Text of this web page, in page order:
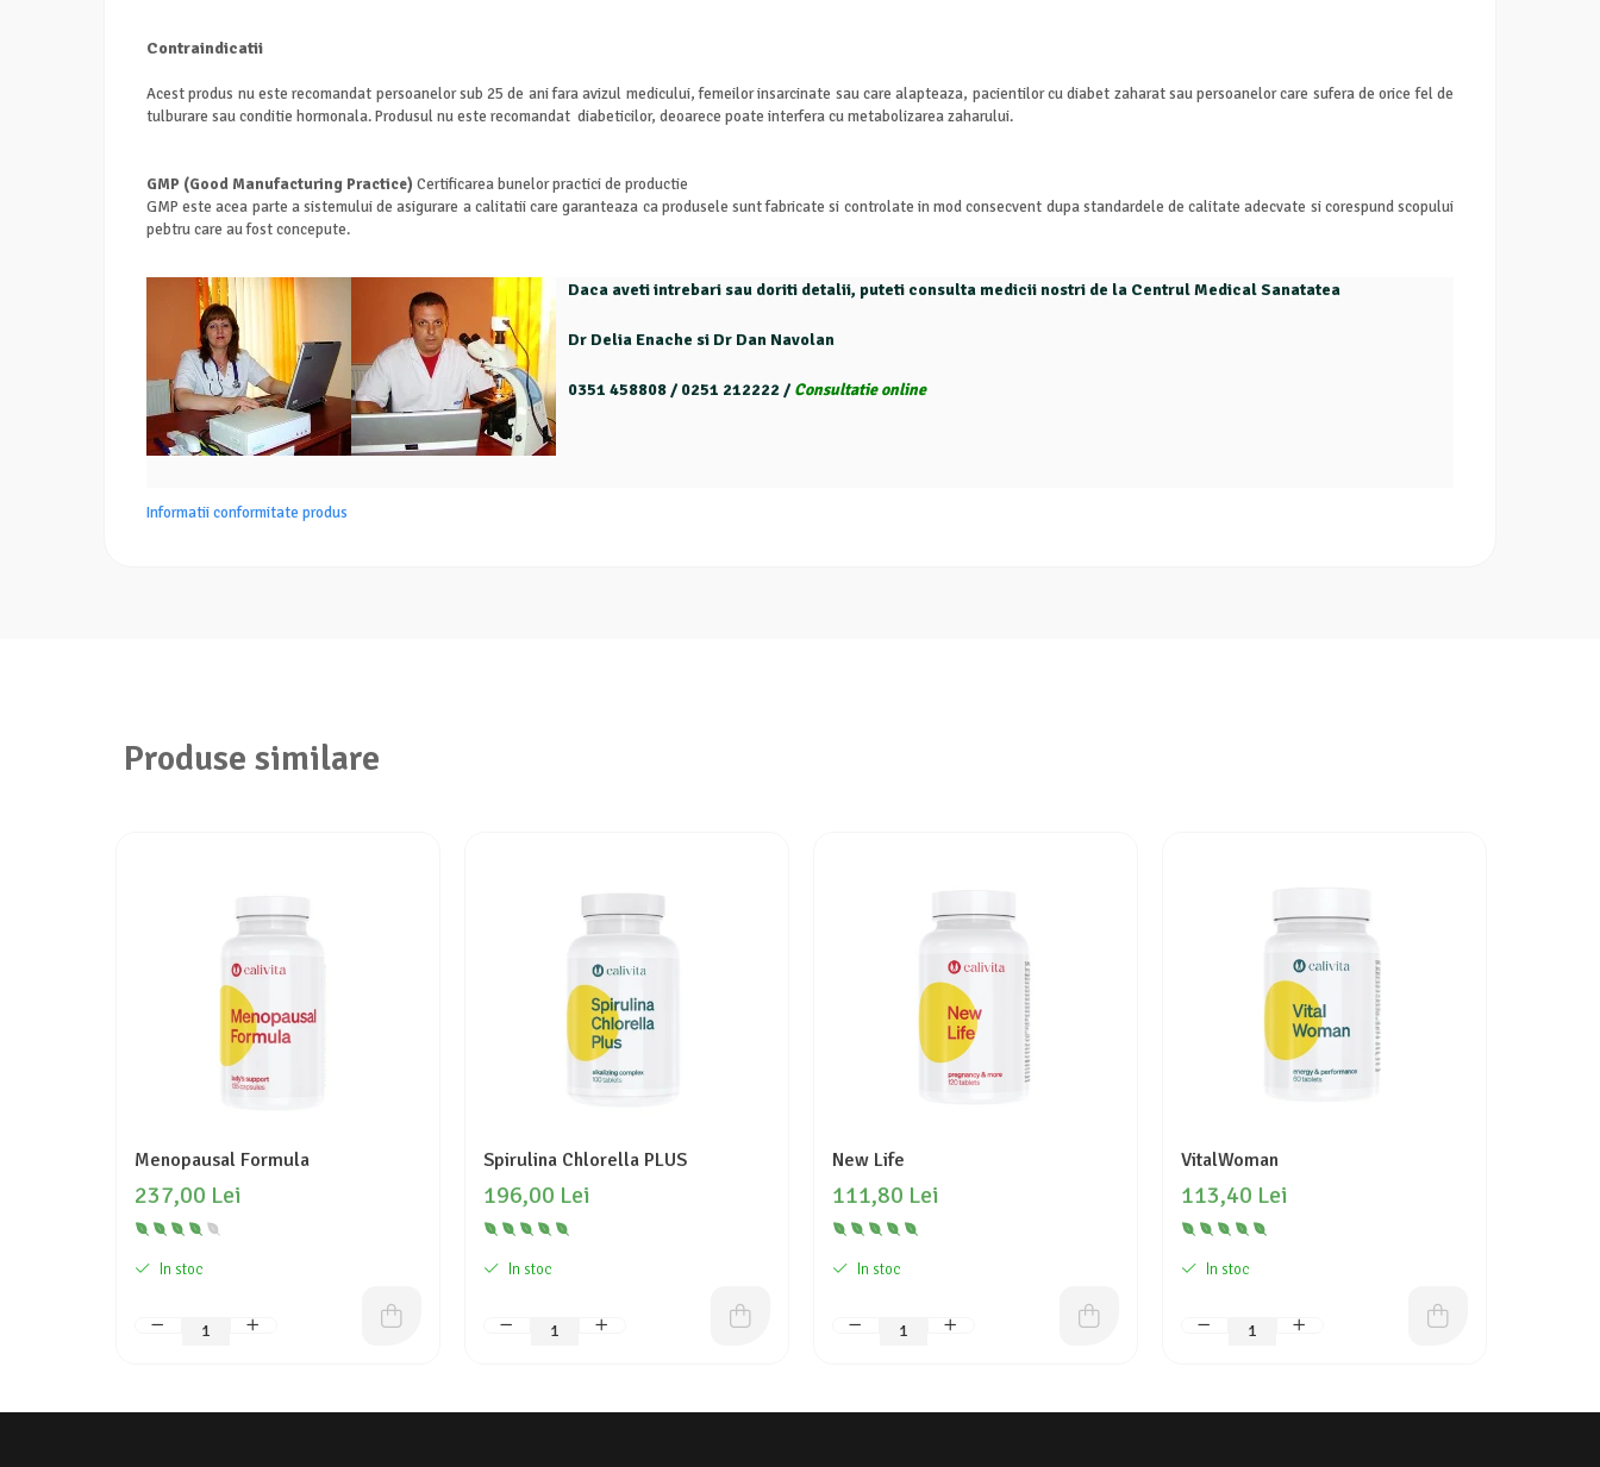
Contraindicatii
Acest produs nu este recomandat persoanelor sub 25 de ani fara avizul medicului, femeilor insarcinate sau care alapteaza, pacientilor cu diabet zaharat sau persoanelor care sufera de orice fel de
tulburare sau conditie hormonala. Produsul nu este recomandat diabeticilor, deoarece poate interfera cu metabolizarea zaharului.
GMP (Good Manufacturing Practice) Certificarea bunelor practici de productie
GMP este acea parte a sistemului de asigurare a calitatii care garanteaza ca produsele sunt fabricate si controlate in mod consecvent dupa standardele de calitate adecvate si corespund scopului
pebtru care au fost concepute.
Daca aveti intrebari sau doriti detalii, puteti consulta medicii nostri de la Centrul Medical Sanatatea
Dr Delia Enache si Dr Dan Navolan
0351 458808 / 0251 212222 / Consultatie online
Informatii conformitate produs
Produse similare
Menopausal Formula
237,00 Lei
In stoc
Spirulina Chlorella PLUS
196,00 Lei
In stoc
New Life
111,80 Lei
In stoc
VitalWoman
113,40 Lei
In stoc